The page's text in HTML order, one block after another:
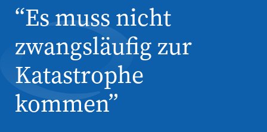
“Es muss nicht
zwangsläufig zur
Katastrophe
kommen”